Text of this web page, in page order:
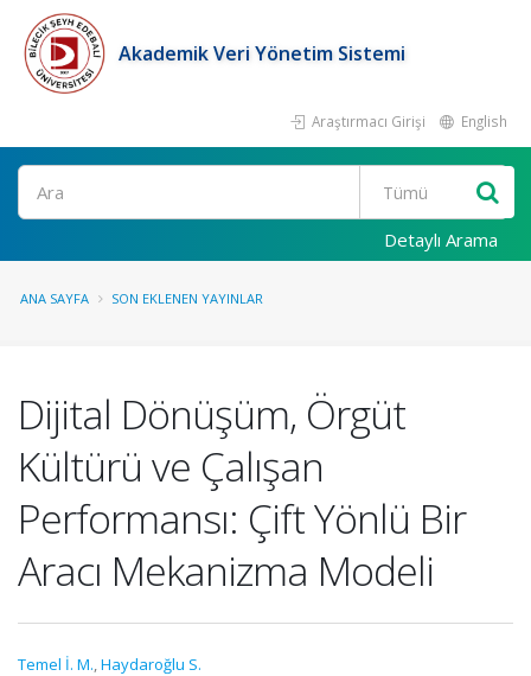
Akademik Veri Yönetim Sistemi
Araştırmacı Girişi English
Ara
Detaylı Arama
ANA SAYFA SON EKLENEN YAYINLAR
Dijital Dönüşüm, Örgüt
Kültürü ve Çalışan
Performansı: Çift Yönlü Bir
Aracı Mekanizma Modeli
Temel İ. M.,Haydaroğlu S.